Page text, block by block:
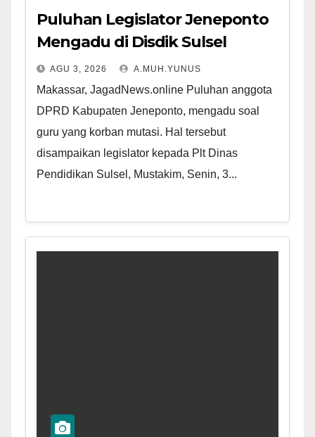
Puluhan Legislator Jeneponto
Mengadu di Disdik Sulsel
AGU 3, 2026 A.MUH.YUNUS
Makassar, JagadNews.online Puluhan anggota
DPRD Kabupaten Jeneponto, mengadu soal
guru yang korban mutasi. Hal tersebut
disampaikan legislator kepada Plt Dinas
Pendidikan Sulsel, Mustakim, Senin, 3...